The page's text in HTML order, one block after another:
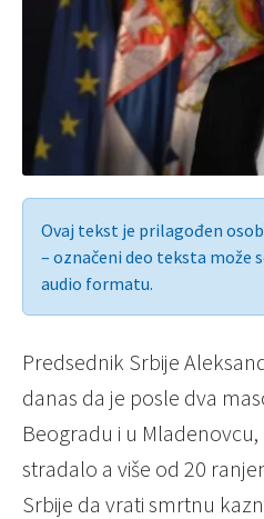
Ovaj tekst je prilagođen
– označeni deo teksta može
audio formatu.
Predsednik Srbije
danas da je posle dva
Beogradu i u
stradalo a više od 20
Srbije da vrati smrtnu